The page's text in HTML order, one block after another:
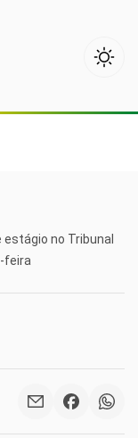
no Tribunal
feira